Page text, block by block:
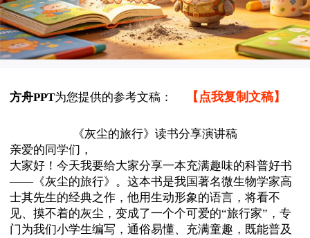
方舟PPT为您提供的参考文稿： 【点我复制文稿】
《灰尘的旅行》读书分享演讲稿
亲爱的同学们，
大家好！今天我要给大家分享一本充满趣味的科普好书
——《灰尘的旅行》。这本书是我国著名微生物学家高
士其先生的经典之作，他用生动形象的语言，将看不
见、摸不着的灰尘，变成了一个个可爱的“旅行家”，专
门为我们小学生编写，通俗易懂、充满童趣，既能普及